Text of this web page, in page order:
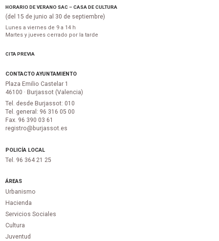
HORARIO DE VERANO SAC – CASA DE CULTURA
(del 15 de junio al 30 de septiembre)
Lunes a viernes de 9 a 14 h
Martes y jueves cerrado por la tarde
CITA PREVIA
CONTACTO AYUNTAMIENTO
Plaza Emilio Castelar 1
46100 · Burjassot (Valencia)
Tel. desde Burjassot: 010
Tel. general: 96 316 05 00
Fax. 96 390 03 61
registro@burjassot.es
POLICÍA LOCAL
Tel. 96 364 21 25
ÁREAS
Urbanismo
Hacienda
Servicios Sociales
Cultura
Juventud